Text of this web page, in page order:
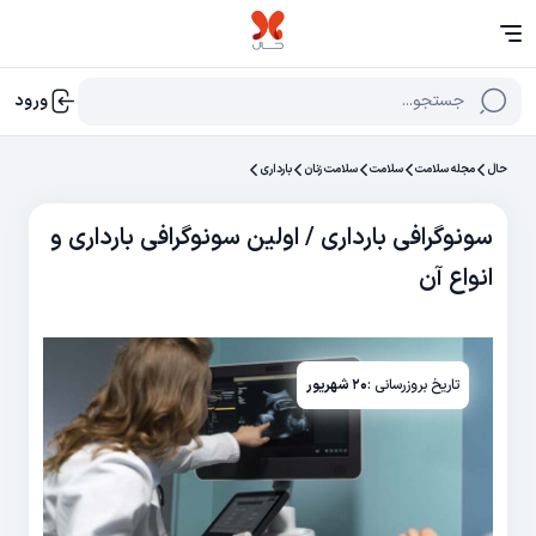
جستجو... ورود
حال مجله سلامت سلامت سلامت زنان بارداری
سونوگرافی بارداری / اولین سونوگرافی بارداری و
انواع آن
تاریخ بروزرسانی :۲۰ شهریور